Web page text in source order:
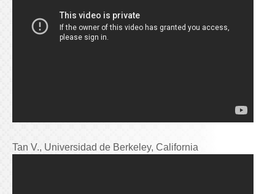
Tan V., Universidad de Berkeley, California